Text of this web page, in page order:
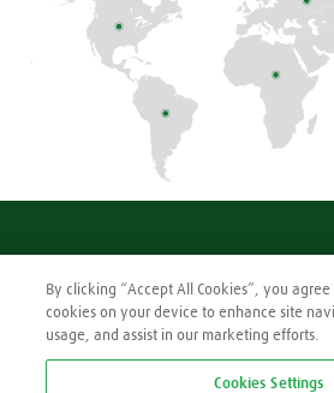
Aviso de Privacidade
By clicking “Accept All Cookies”, you
cookies on your device to enhance site
usage, and assist in our marketing efforts.
Cookies Settings